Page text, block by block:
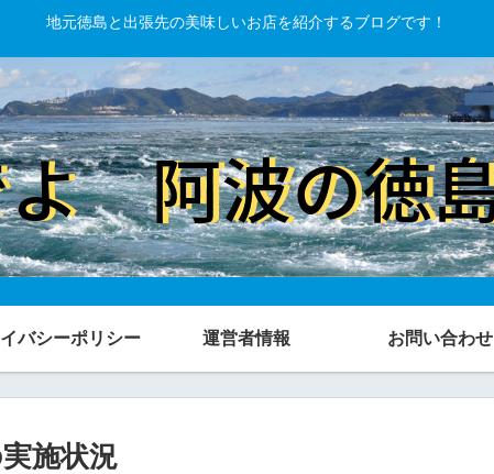
地元徳島と出張先の美味しいお店を紹介するブログです！
バシーポリシー 運営者情報 お問い合わせ
施状況